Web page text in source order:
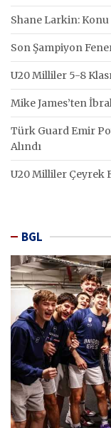
Shane Larkin:
Son Şampiyon
U20 Milliler 5-8
Mike James’ten
Türk Guard Emir
Alındı
U20 Milliler Çeyrek
BGL